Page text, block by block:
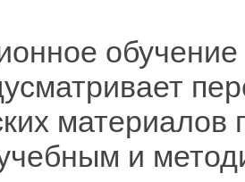
материалов
и